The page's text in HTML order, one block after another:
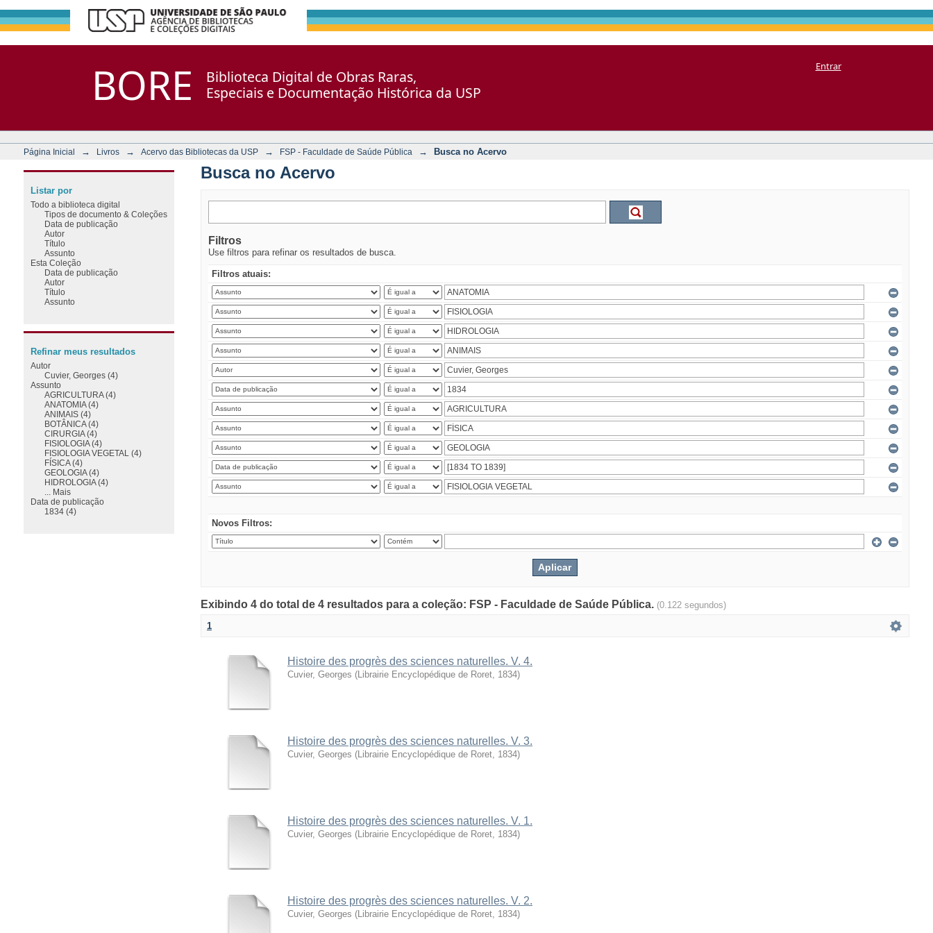
BORE
Biblioteca Digital de Obras Raras,
Especiais e Documentação Histórica da USP
Entrar
Página Inicial → Livros → Acervo das Bibliotecas da USP → FSP - Faculdade de Saúde Pública → Busca no Acervo
Busca no Acervo
Filtros
Use filtros para refinar os resultados de busca.
Filtros atuais:
Novos Filtros:
Exibindo 4 do total de 4 resultados para a coleção: FSP - Faculdade de Saúde Pública. (0.122 segundos)
1
Histoire des progrès des sciences naturelles. V. 4.
Cuvier, Georges (Librairie Encyclopédique de Roret, 1834)
Histoire des progrès des sciences naturelles. V. 3.
Cuvier, Georges (Librairie Encyclopédique de Roret, 1834)
Histoire des progrès des sciences naturelles. V. 1.
Cuvier, Georges (Librairie Encyclopédique de Roret, 1834)
Histoire des progrès des sciences naturelles. V. 2.
Cuvier, Georges (Librairie Encyclopédique de Roret, 1834)
Listar por
Todo a biblioteca digital
Tipos de documento & Coleções
Data de publicação
Autor
Título
Assunto
Esta Coleção
Data de publicação
Autor
Título
Assunto
Refinar meus resultados
Autor
Cuvier, Georges (4)
Assunto
AGRICULTURA (4)
ANATOMIA (4)
ANIMAIS (4)
BOTÂNICA (4)
CIRURGIA (4)
FISIOLOGIA (4)
FISIOLOGIA VEGETAL (4)
FÍSICA (4)
GEOLOGIA (4)
HIDROLOGIA (4)
... Mais
Data de publicação
1834 (4)